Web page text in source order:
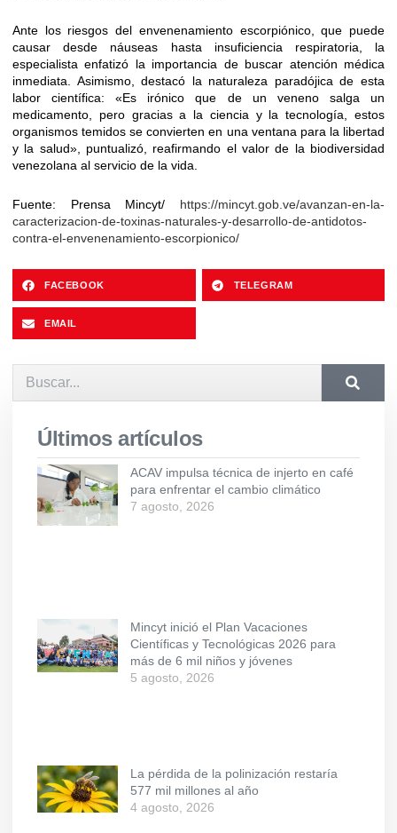
Ante los riesgos del envenenamiento escorpiónico, que puede
causar desde náuseas hasta insuficiencia respiratoria, la
especialista enfatizó la importancia de buscar atención médica
inmediata. Asimismo, destacó la naturaleza paradójica de esta
labor científica: «Es irónico que de un veneno salga un
medicamento, pero gracias a la ciencia y la tecnología, estos
organismos temidos se convierten en una ventana para la libertad
y la salud», puntualizó, reafirmando el valor de la biodiversidad
venezolana al servicio de la vida.
Fuente: Prensa Mincyt/ https://mincyt.gob.ve/avanzan-en-la-
caracterizacion-de-toxinas-naturales-y-desarrollo-de-antidotos-
contra-el-envenenamiento-escorpionico/
FACEBOOK TELEGRAM
EMAIL
Últimos artículos
ACAV impulsa técnica de injerto en café
para enfrentar el cambio climático
7 agosto, 2026
Mincyt inició el Plan Vacaciones
Científicas y Tecnológicas 2026 para
más de 6 mil niños y jóvenes
5 agosto, 2026
La pérdida de la polinización restaría
577 mil millones al año
4 agosto, 2026